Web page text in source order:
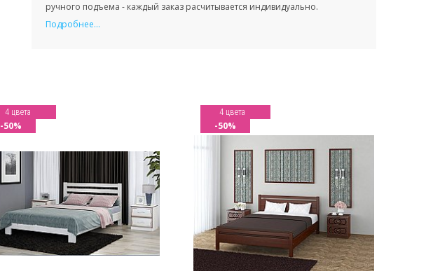
ручного подъема - каждый заказ расчитывается индивидуально.
Подробнее...
4 цвета
-50%
4 цвета
-50%